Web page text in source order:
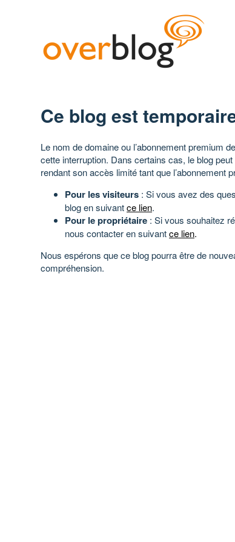
Ce blog est
Le nom de domaine ou l’abonnement premium
cette interruption. Dans certains cas, le blog
rendant son accès limité tant que l’abonnement
Pour les visiteurs : Si vous avez des
blog en suivantce lien.
Pour le propriétaire : Si vous souhaitez
nous contacter en suivantce lien.
Nous espérons que ce blog pourra être de
compréhension.